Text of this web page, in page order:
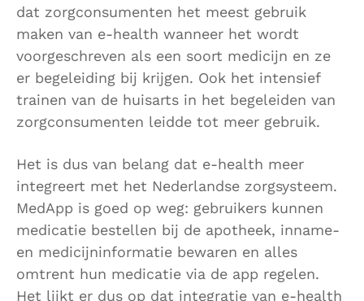
dat zorgconsumenten het meest gebruik
maken van e-health wanneer het wordt
voorgeschreven als een soort medicijn en ze
er begeleiding bij krijgen. Ook het intensief
trainen van de huisarts in het begeleiden van
zorgconsumenten leidde tot meer gebruik.
Het is dus van belang dat e-health meer
integreert met het Nederlandse zorgsysteem.
MedApp is goed op weg: gebruikers kunnen
medicatie bestellen bij de apotheek, inname-
en medicijninformatie bewaren en alles
omtrent hun medicatie via de app regelen.
Het lijkt er dus op dat integratie van e-health